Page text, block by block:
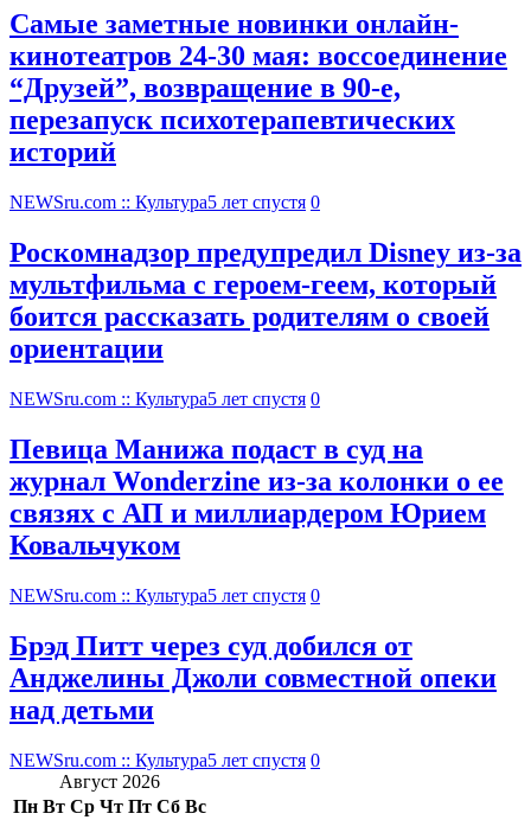
Самые заметные новинки онлайн-
кинотеатров 24-30 мая: воссоединение
“Друзей”, возвращение в 90-е,
перезапуск психотерапевтических
историй
NEWSru.com :: Культура5 лет спустя 0
Роскомнадзор предупредил Disney из-за
мультфильма c героем-геем, который
боится рассказать родителям о своей
ориентации
NEWSru.com :: Культура5 лет спустя 0
Певица Манижа подаст в суд на
журнал Wonderzine из-за колонки о ее
связях с АП и миллиардером Юрием
Ковальчуком
NEWSru.com :: Культура5 лет спустя 0
Брэд Питт через суд добился от
Анджелины Джоли совместной опеки
над детьми
NEWSru.com :: Культура5 лет спустя 0
Август 2026
Пн Вт Ср Чт Пт Сб Вс